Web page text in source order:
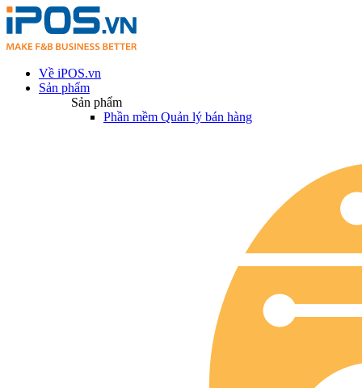
Về iPOS.vn
Sản phẩm
Sản phẩm
Phần mềm Quản lý bán hàng